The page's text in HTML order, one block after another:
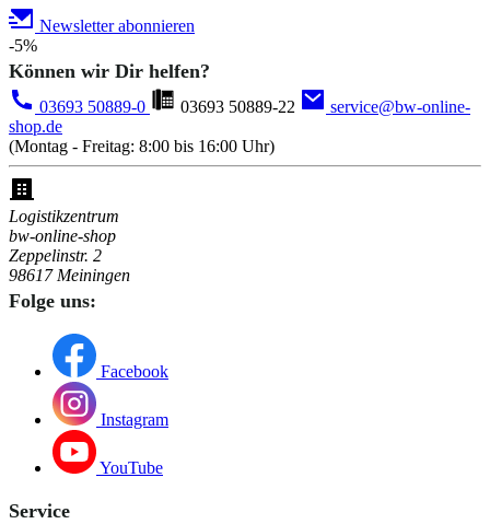
Newsletter abonnieren
-5%
Können wir Dir helfen?
03693 50889-0 03693 50889-22
service@bw-online-
shop.de
(Montag - Freitag: 8:00 bis 16:00 Uhr)
Logistikzentrum
bw-online-shop
Zeppelinstr. 2
98617 Meiningen
Folge uns:
Facebook
Instagram
YouTube
Service